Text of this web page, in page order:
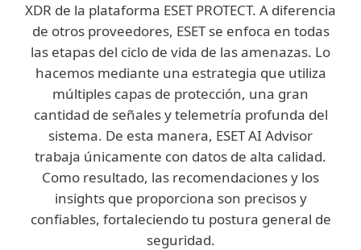
XDR de la plataforma ESET PROTECT. A diferencia
de otros proveedores, ESET se enfoca en todas
las etapas del ciclo de vida de las amenazas. Lo
hacemos mediante una estrategia que utiliza
múltiples capas de protección, una gran
cantidad de señales y telemetría profunda del
sistema. De esta manera, ESET AI Advisor
trabaja únicamente con datos de alta calidad.
Como resultado, las recomendaciones y los
insights que proporciona son precisos y
confiables, fortaleciendo tu postura general de
seguridad.